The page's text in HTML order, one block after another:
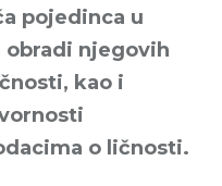
pojedinca u
njegovih
kao i
o ličnosti.